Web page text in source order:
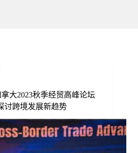
大2023秋季经贸高峰论坛
讨跨境发展新趋势